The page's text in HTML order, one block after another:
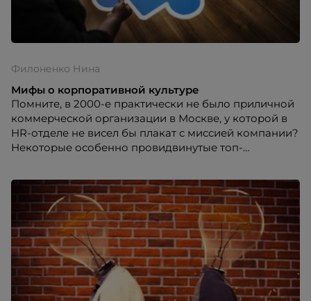
Филоненко Нина
Мифы о корпоративной культуре
Помните, в 2000-е практически не было приличной
коммерческой организации в Москве, у которой в
HR-отделе не висел бы плакат с миссией компании?
Некоторые особенно провидвинутые топ-
деньги, другие сочиняли собственными силами.
Считалось, что это фундамент корпоративной
культуры. Это, кстати, не единственный миф о
корпоративной культуре, укоренившийся в
сознании многих людей. О других принципах
корпоративной культуры, не соответствующих
действительности, рассказывает Нина Филоненко,
совладелец и директор по развитию компании
«Экоокна».